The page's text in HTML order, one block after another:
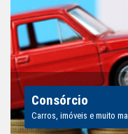
Consórcio
Carros, imóveis e muito